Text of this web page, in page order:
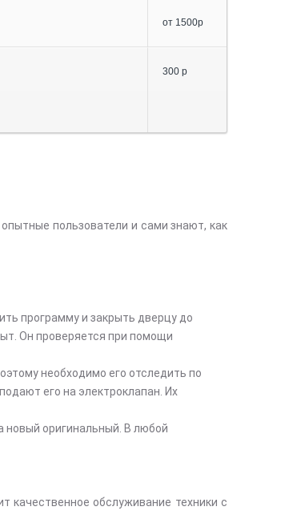
от 1500р
300 р
пользователи и сами знают, как
программу и закрыть дверцу до
Он проверяется при помощи
необходимо его отследить по
его на электроклапан. Их
новый оригинальный. В любой
качественное обслуживание техники с